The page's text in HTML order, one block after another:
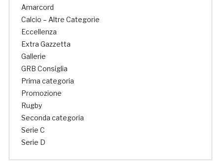
Amarcord
Calcio – Altre Categorie
Eccellenza
Extra Gazzetta
Gallerie
GRB Consiglia
Prima categoria
Promozione
Rugby
Seconda categoria
Serie C
Serie D